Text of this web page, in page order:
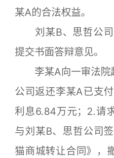
某A的合法权益。
刘某B、思哲公司
提交书面答辩意见。
李某A向一审法院
公司返还李某A已支
利息6.84万元；2.请
与刘某B、思哲公司
猫商城转让合同》，